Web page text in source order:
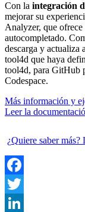
Con la integración
mejorar su
Analyzer, que
autocompletado.
descarga y actualiza
tool4d que haya
tool4d, para GitHub
Codespace.
Más información y
Leer la
¿Quiere saber
Facebook
Twitter